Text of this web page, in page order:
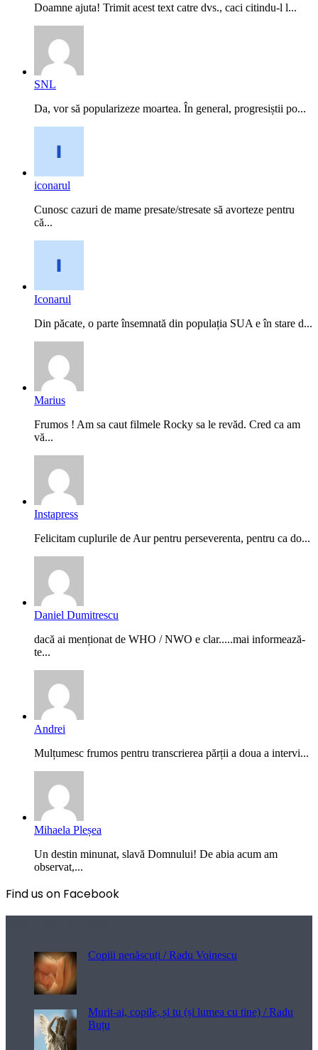
Doamne ajuta! Trimit acest text catre dvs., caci citindu-l l...
SNL
Da, vor să popularizeze moartea. În general, progresiștii po...
iconarul
Cunosc cazuri de mame presate/stresate să avorteze pentru
că...
Iconarul
Din păcate, o parte însemnată din populația SUA e în stare d...
Marius
Frumos ! Am sa caut filmele Rocky sa le revăd. Cred ca am
vă...
Instapress
Felicitam cuplurile de Aur pentru perseverenta, pentru ca do...
Daniel Dumitrescu
dacă ai menționat de WHO / NWO e clar.....mai informează-
te...
Andrei
Mulțumesc frumos pentru transcrierea părții a doua a intervi...
Mihaela Pleșea
Un destin minunat, slavă Domnului! De abia acum am
observat,...
Find us on Facebook
Copiii nenăscuți / Radu Voinescu
Murit-ai, copile, și tu (și lumea cu tine) / Radu
Buțu